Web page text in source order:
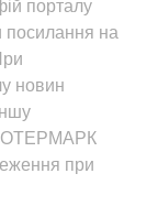
на
новин
при